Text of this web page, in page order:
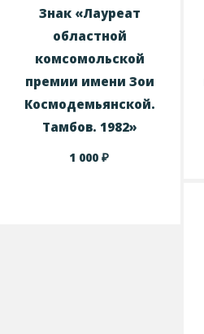
Знак «Лауреат
областной
комсомольской
премии имени Зои
Космодемьянской.
Тамбов. 1982»
1 000 ₽